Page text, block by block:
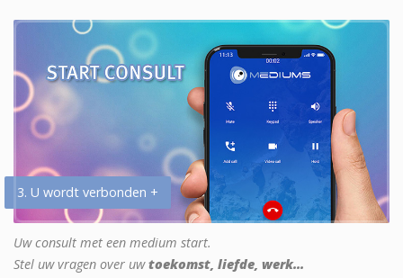
3. U wordt verbonden +
Uw consult met een medium start.
Stel uw vragen over uwtoekomst, liefde, werk...